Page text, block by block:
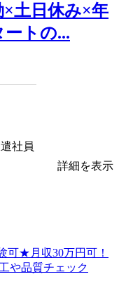
×土日休み×年
ートの...
社員
詳細を表示